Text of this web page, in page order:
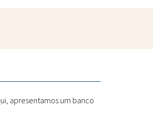
apresentamos um banco